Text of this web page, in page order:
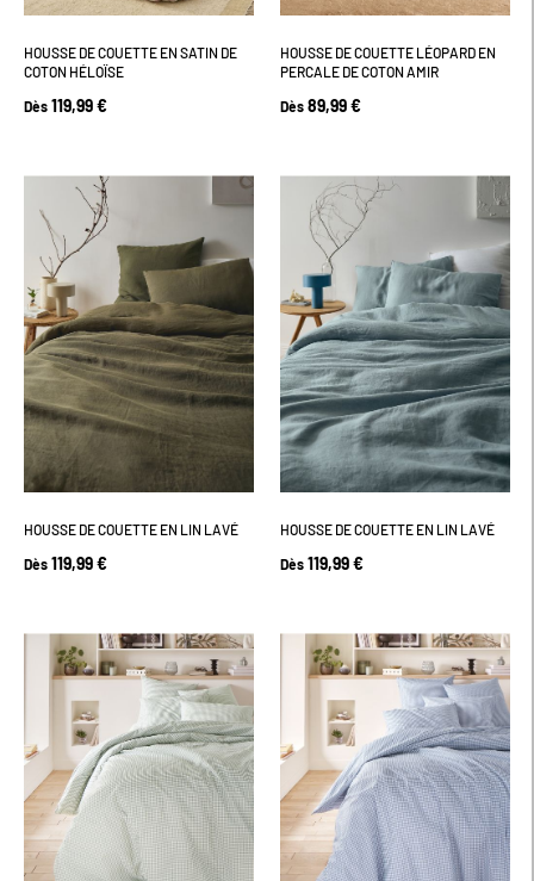
HOUSSE DE COUETTE EN SATIN DE
COTON HÉLOÏSE
Dès 119,99 €
HOUSSE DE COUETTE LÉOPARD EN
PERCALE DE COTON AMIR
Dès 89,99 €
HOUSSE DE COUETTE EN LIN LAVÉ
Dès 119,99 €
HOUSSE DE COUETTE EN LIN LAVÉ
Dès 119,99 €